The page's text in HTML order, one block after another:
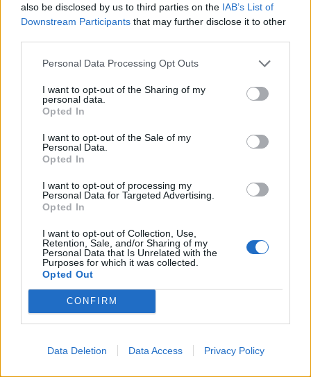
also be disclosed by us to third parties on the IAB’s List of
Downstream Participants that may further disclose it to other
Personal Data Processing Opt Outs
I want to opt-out of the Sharing of my
personal data.
Opted In
I want to opt-out of the Sale of my
Personal Data.
Opted In
I want to opt-out of processing my
Personal Data for Targeted Advertising.
Opted In
I want to opt-out of Collection, Use,
Retention, Sale, and/or Sharing of my
Personal Data that Is Unrelated with the
Purposes for which it was collected.
Opted Out
CONFIRM
Data Deletion Data Access Privacy Policy
Nem kizárt, hogy Izrael célja a rezsimváltás
berendezkedésének gyökeres megváltoztatása
lesz – mondták el a Fehér Házhoz köthető
források a CNN-nek.
A lap forrásai azt mondták, hogy nincs „közvetlen
hírszerzési információjuk” arról, hogy Izrael valóban
valószínűleg „meglátta a lehetőséget" a teheráni vezetés
lecserélésére. Azt is hozzátették, hogy nem tudni, Donald
műveletet Iránnal szemben. A hajnali...
KEDVES OLVASÓNK!
A keresett cikk a portfolio.hu hírarchívumához
tartozik, melynek olvasása előfizetéses